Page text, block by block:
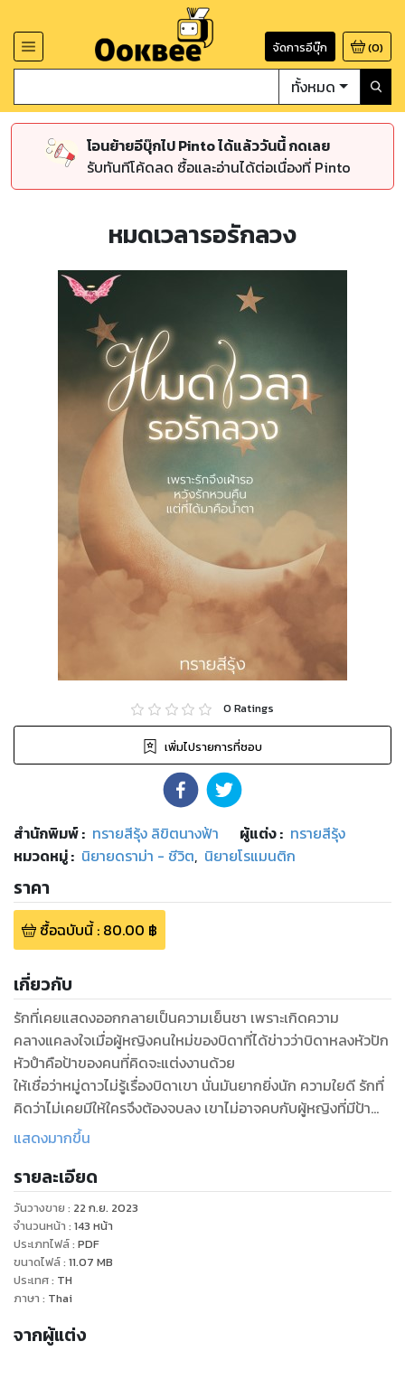
จัดการอีบุ๊ก (0)
ทั้งหมด
โอนย้ายอีบุ๊กไป Pinto ได้แล้ววันนี้ กดเลย
รับทันทีโค้ดลด ซื้อและอ่านได้ต่อเนื่องที่ Pinto
หมดเวลารอรักลวง
0 Ratings
เพิ่มไปรายการที่ชอบ
สำนักพิมพ์: ทรายสีรุ้ง ลิขิตนางฟ้า ผู้แต่ง : ทรายสีรุ้ง
หมวดหมู่: นิยายดราม่า - ชีวิต, นิยายโรแมนติก
ราคา
ซื้อฉบับนี้: 80.00 ฿
เกี่ยวกับ
รักที่เคยแสดงออกกลายเป็นความเย็นชา เพราะเกิดความ
คลางแคลงใจเมื่อผู้หญิงคนใหม่ของบิดาที่ได้ข่าวว่าบิดาหลงหัวปัก
หัวปำคือป้าของคนที่คิดจะแต่งงานด้วย
ให้เชื่อว่าหมู่ดาวไม่รู้เรื่องบิดาเขา นั่นมันยากยิ่งนัก ความใยดี รักที่
คิดว่าไม่เคยมีให้ใครจึงต้องจบลง เขาไม่อาจคบกับผู้หญิงที่มีป้า
เป็นผู้หญิงอย่างว่า ให้ใครๆ หัวเราะเยาะ
เหมือนไม่เคยรู้จักเธอ ซ้ำทิ้งเธอไว้กับคำสัญญาในอดีตเพื่อไปเมือง
นอกโดยไม่มีแม้คำร่ำลา…
รักเขาหมดหัวใจ รอเขากลับมา เขาก็ยังไม่ใยดี คงเพราะเธอไม่
คู่ควร ถ้าอย่างนั้นจากกันก็ได้ แม้ต้องปวดร้าวหัวใจเพียงใด
“ไปไหนล่ะ ผัวอยู่นี่ ทำเป็นหลบหน้า ไม่คิดถึงกันบ้างเหรอ”
แสดงมากขึ้น
รายละเอียด
วันวางขาย : 22 ก.ย. 2023
จำนวนหน้า : 143 หน้า
ประเภทไฟล์: PDF
ขนาดไฟล์: 11.07 MB
ประเทศ: TH
ภาษา : Thai
จากผู้แต่ง